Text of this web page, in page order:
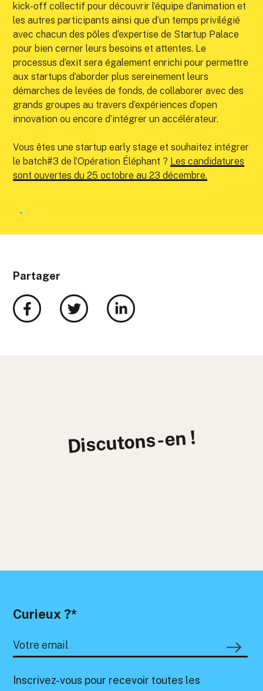
kick-off collectif pour découvrir l’équipe d’animation et
les autres participants ainsi que d’un temps privilégié
avec chacun des pôles d’expertise de Startup Palace
pour bien cerner leurs besoins et attentes. Le
processus d’exit sera également enrichi pour permettre
aux startups d’aborder plus sereinement leurs
démarches de levées de fonds, de collaborer avec des
grands groupes au travers d’expériences d’open
innovation ou encore d’intégrer un accélérateur.
Vous êtes une startup early stage et souhaitez intégrer
le batch#3 de l’Opération Éléphant ? Les candidatures
sont ouvertes du 25 octobre au 23 décembre.
Partager
Discutons-en !
Curieux ?*
Inscrivez-vous pour recevoir toutes les